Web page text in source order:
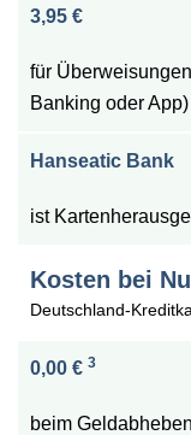
3,95 €
für
Banking oder App)
Hanseatic Bank
ist
Kosten bei
Deutschland-
0,00 € 3
beim